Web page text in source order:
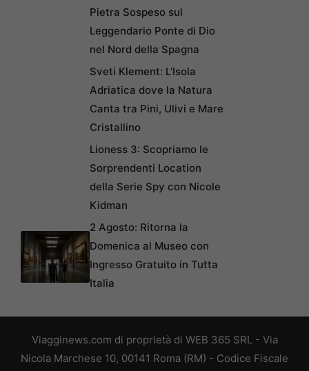
Pietra Sospeso sul
Leggendario Ponte di Dio
nel Nord della Spagna
Sveti Klement: L’Isola
Adriatica dove la Natura
Canta tra Pini, Ulivi e Mare
Cristallino
Lioness 3: Scopriamo le
Sorprendenti Location
della Serie Spy con Nicole
Kidman
2 Agosto: Ritorna la
Domenica al Museo con
Ingresso Gratuito in Tutta
Italia
Viagginews.com di proprietà di WEB 365 SRL - Via
Nicola Marchese 10, 00141 Roma (RM) - Codice Fiscale